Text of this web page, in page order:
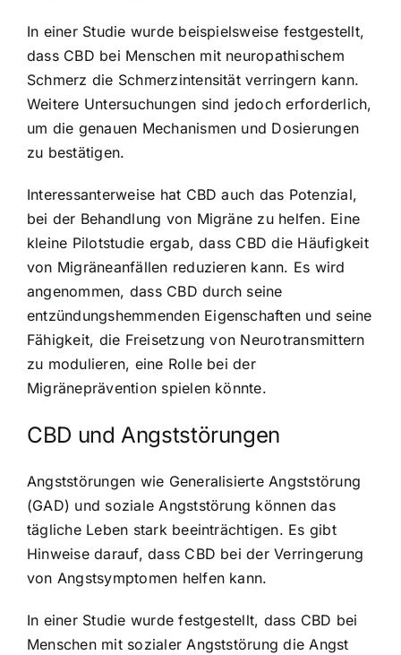
In einer Studie wurde beispielsweise festgestellt,
dass CBD bei Menschen mit neuropathischem
Schmerz die Schmerzintensität verringern kann.
Weitere Untersuchungen sind jedoch erforderlich,
um die genauen Mechanismen und Dosierungen
zu bestätigen.
Interessanterweise hat CBD auch das Potenzial,
bei der Behandlung von Migräne zu helfen. Eine
kleine Pilotstudie ergab, dass CBD die Häufigkeit
von Migräneanfällen reduzieren kann. Es wird
angenommen, dass CBD durch seine
entzündungshemmenden Eigenschaften und seine
Fähigkeit, die Freisetzung von Neurotransmittern
zu modulieren, eine Rolle bei der
Migräneprävention spielen könnte.
CBD und Angststörungen
Angststörungen wie Generalisierte Angststörung
(GAD) und soziale Angststörung können das
tägliche Leben stark beeinträchtigen. Es gibt
Hinweise darauf, dass CBD bei der Verringerung
von Angstsymptomen helfen kann.
In einer Studie wurde festgestellt, dass CBD bei
Menschen mit sozialer Angststörung die Angst